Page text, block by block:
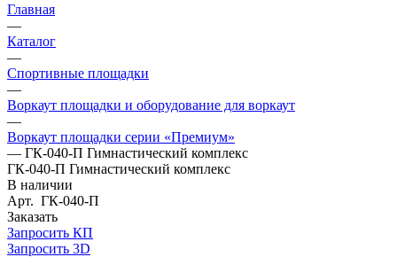
Главная
—
Каталог
—
Спортивные площадки
—
Воркаут площадки и оборудование для воркаут
—
Воркаут площадки серии «Премиум»
— ГК-040-П Гимнастический комплекс
ГК-040-П Гимнастический комплекс
В наличии
Арт. ГК-040-П
Заказать
Запросить КП
Запросить 3D